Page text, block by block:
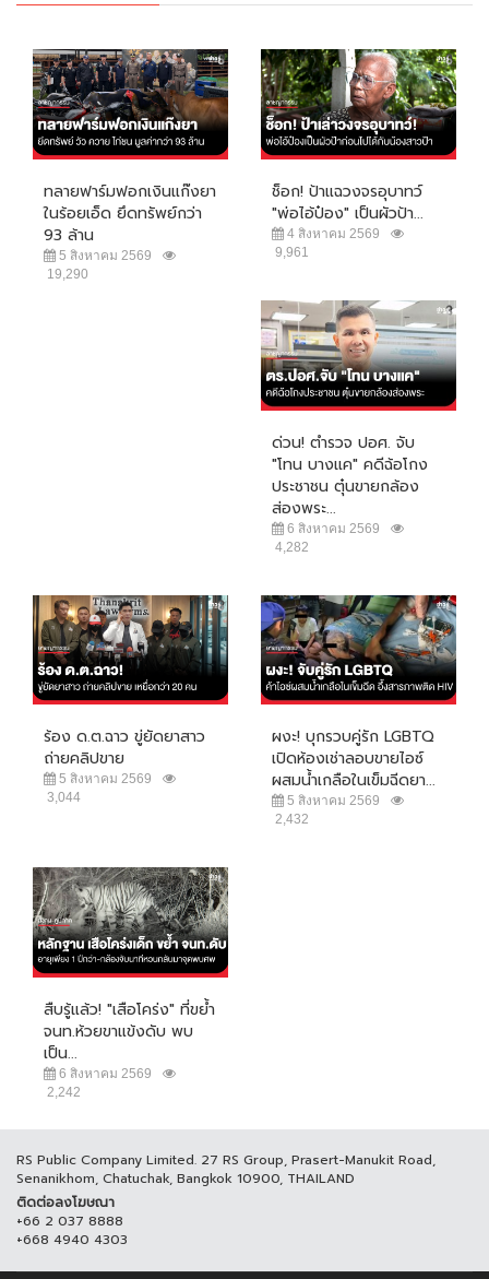
ทลายฟาร์มฟอกเงินแก๊งยา
ในร้อยเอ็ด ยึดทรัพย์กว่า
93 ล้าน
5 สิงหาคม 2569
19,290
ช็อก! ป้าแฉวงจรอุบาทว์
"พ่อไอ้ป๋อง" เป็นผัวป้า...
4 สิงหาคม 2569
9,961
ด่วน! ตำรวจ ปอศ. จับ
"โทน บางแค" คดีฉ้อโกง
ประชาชน ตุ๋นขายกล้อง
ส่องพระ...
6 สิงหาคม 2569
4,282
ร้อง ด.ต.ฉาว ขู่ยัดยาสาว
ถ่ายคลิปขาย
5 สิงหาคม 2569
3,044
ผงะ! บุกรวบคู่รัก LGBTQ
เปิดห้องเช่าลอบขายไอซ์
ผสมน้ำเกลือในเข็มฉีดยา...
5 สิงหาคม 2569
2,432
สืบรู้แล้ว! "เสือโคร่ง" ที่ขย้ำ
จนท.ห้วยขาแข้งดับ พบ
เป็น...
6 สิงหาคม 2569
2,242
RS Public Company Limited. 27 RS Group, Prasert-Manukit Road,
Senanikhom, Chatuchak, Bangkok 10900, THAILAND
ติดต่อลงโฆษณา
+66 2 037 8888
+668 4940 4303